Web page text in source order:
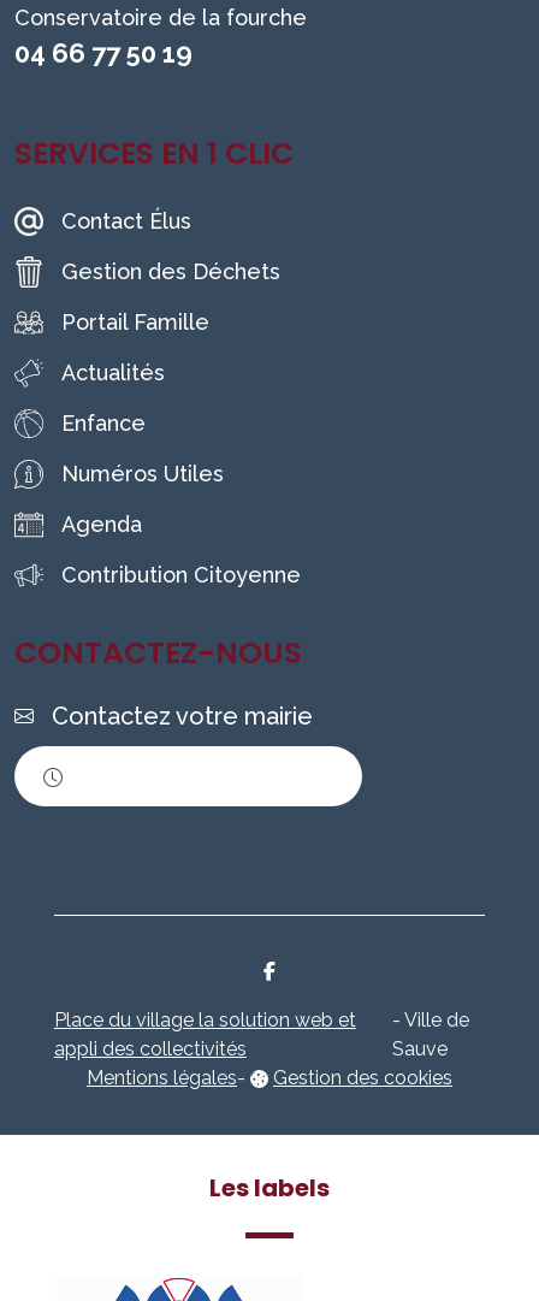
Conservatoire de la fourche
04 66 77 50 19
SERVICES EN 1 CLIC
Contact Élus
Gestion des Déchets
Portail Famille
Actualités
Enfance
Numéros Utiles
Agenda
Contribution Citoyenne
CONTACTEZ-NOUS
Contactez votre mairie
Place du village la solution web et
appli des collectivités
- Ville de
Sauve
Mentions légales- Gestion des cookies
Les labels